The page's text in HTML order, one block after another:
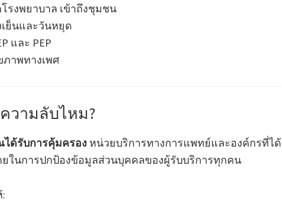
รงพยาบาล เข้าถึงชุมชน
เย็นและวันหยุด
และ PEP
าพทางเพศ
วามลับไหม?
ด้รับการคุ้มครอง หน่วยบริการทางการแพทย์และองค์กรที่ได้
นการปกป้องข้อมูลส่วนบุคคลของผู้รับบริการทุกคน